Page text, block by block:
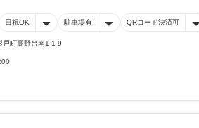
日祝OK 駐車場有 QRコード決済可
戸町高野台南1-1-9